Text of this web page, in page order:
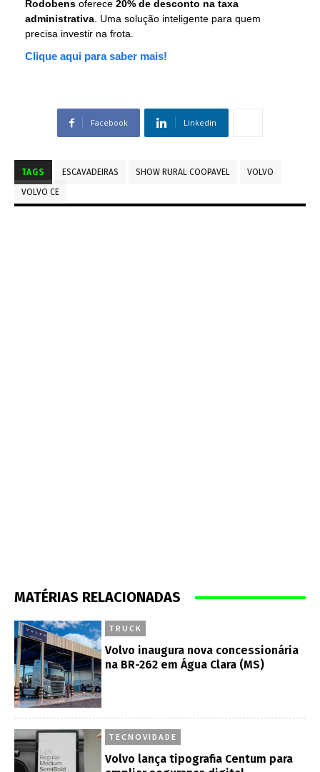
Rodobens oferece 20% de desconto na taxa
administrativa . Uma solução inteligente para quem
precisa investir na frota.
Clique aqui para saber mais!
Facebook Linkedin
TAGS ESCAVADEIRAS SHOW RURAL COOPAVEL
VOLVO
VOLVO CE
MATÉRIAS RELACIONADAS
TRUCK
Volvo inaugura nova concessionária
na BR-262 em Água Clara (MS)
TECNOVIDADE
Volvo lança tipografia Centum para